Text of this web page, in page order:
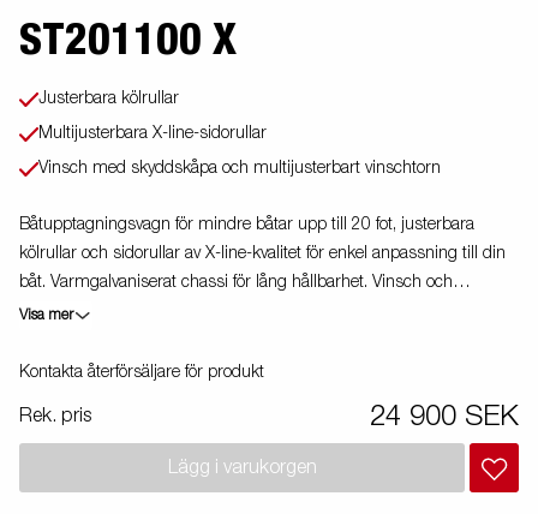
ST201100 X
Justerbara kölrullar
Multijusterbara X-line-sidorullar
Vinsch med skyddskåpa och multijusterbart vinschtorn
Båtupptagningsvagn för mindre båtar upp till 20 fot, justerbara
kölrullar och sidorullar av X-line-kvalitet för enkel anpassning till din
båt. Varmgalvaniserat chassi för lång hållbarhet. Vinsch och
vinschtorn som är enkelt att justera, vinschtornet är även utrustat
på bilden kan vara extrautrustad.
Visa mer
Kontakta återförsäljare för produkt
Rek. pris 24 900 SEK
Lägg i varukorgen